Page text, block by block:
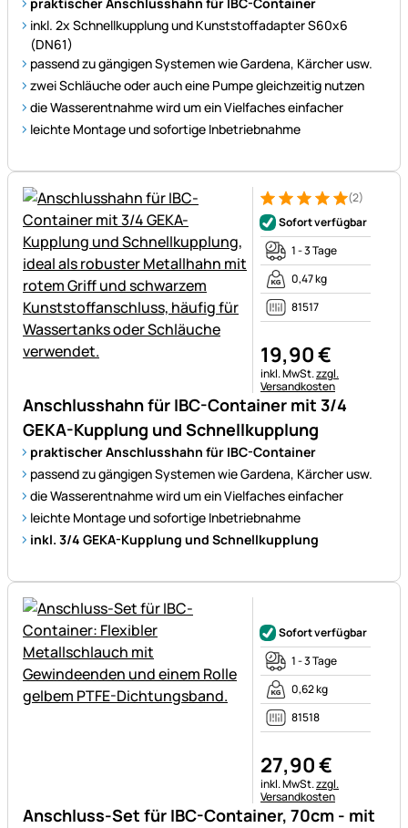
inkl. 2x Schnellkupplung und Kunststoffadapter S60x6
(DN61)
passend zu gängigen Systemen wie Gardena, Kärcher usw.
zwei Schläuche oder auch eine Pumpe gleichzeitig nutzen
die Wasserentnahme wird um ein Vielfaches einfacher
leichte Montage und sofortige Inbetriebnahme
Anschlusshahn für IBC-Container mit 3/4
GEKA-Kupplung und Schnellkupplung
praktischer Anschlusshahn für IBC-Container
passend zu gängigen Systemen wie Gardena, Kärcher usw.
die Wasserentnahme wird um ein Vielfaches einfacher
leichte Montage und sofortige Inbetriebnahme
inkl. 3/4 GEKA-Kupplung und Schnellkupplung
Bewertung: 5 von 5 (2
2 Bewertungen
(2)
Sofort verfügbar
1 - 3 Tage
0,47 kg
81517
19,90€
Steuerhinweis:
inkl. MwSt.zzgl.
Versandkosten
Anschluss-Set für IBC-Container, 70cm - mit
Sofort verfügbar
1 - 3 Tage
0,62 kg
81518
27,90€
Steuerhinweis:
inkl. MwSt.zzgl.
Versandkosten